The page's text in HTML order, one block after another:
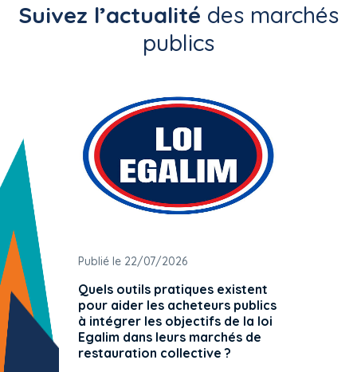
Suivez l’actualité des marchés
publics
Publié le 22/07/2026
Quels outils pratiques existent
pour aider les acheteurs publics
à intégrer les objectifs de la loi
Egalim dans leurs marchés de
restauration collective ?